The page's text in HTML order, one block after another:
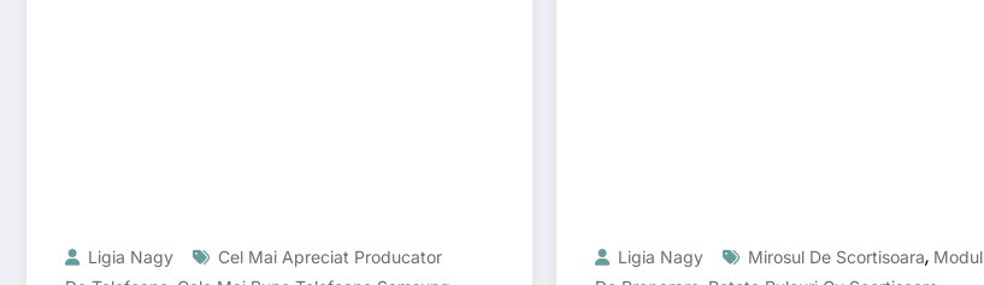
Ligia Nagy
Cel Mai Apreciat Producator
Ligia Nagy Mirosul De Scortisoara, Modul